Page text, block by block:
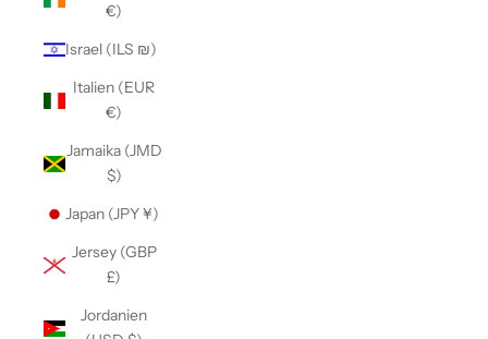
€)
Israel (ILS ₪)
Italien (EUR
€)
Jamaika (JMD
$)
Japan (JPY ¥)
Jersey (GBP
£)
Jordanien